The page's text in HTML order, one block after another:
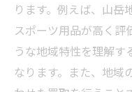
ります。例えば、山岳
スポーツ用品が高く評
うな地域特性を理解す
なります。また、地域